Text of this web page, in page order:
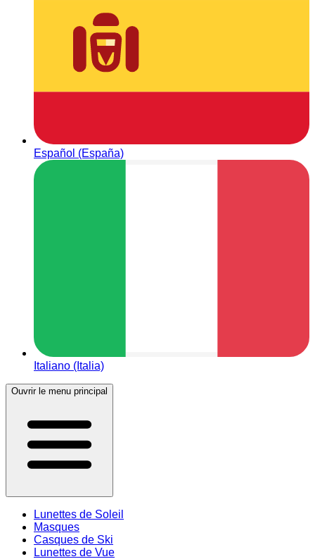
Español (España)
Italiano (Italia)
Ouvrir le menu principal
Lunettes de Soleil
Masques
Casques de Ski
Lunettes de Vue